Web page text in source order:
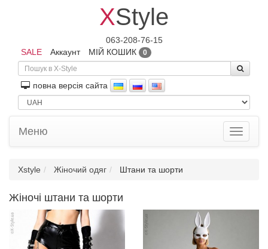
XStyle
063-208-76-15
SALE
Аккаунт МІЙ КОШИК 0
повна версiя сайта
Toggle
Меню
Xstyle Жіночий одяг Штани та шорти
Жіночі штани та шорти